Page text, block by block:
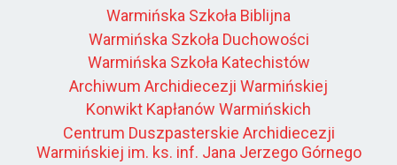
Warmińska Szkoła Biblijna
Warmińska Szkoła Duchowości
Warmińska Szkoła Katechistów
Archiwum Archidiecezji Warmińskiej
Konwikt Kapłanów Warmińskich
Centrum Duszpasterskie Archidiecezji
Warmińskiej im. ks. inf. Jana Jerzego Górnego